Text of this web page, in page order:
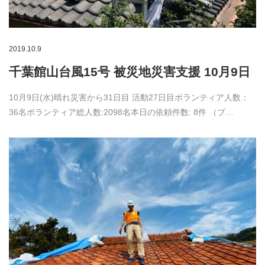
2019.10.9
千葉館山台風15号 被災地災害支援 10月9日
10月9日(水)晴れ災害から31日目 活動27日目ボランティア人数：
36名ボランティア総人数:2098名本日の依頼件数: 8件 （ブ…